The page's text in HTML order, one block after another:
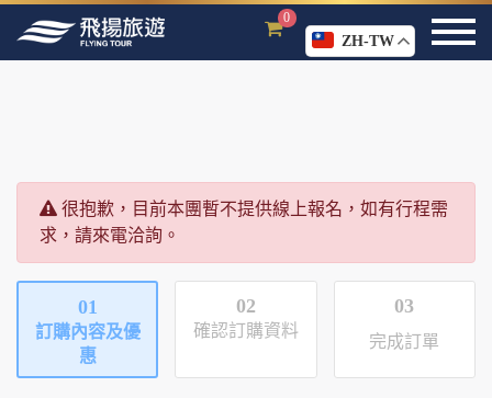
0
ZH-TW
很抱歉，目前本團暫不提供線上報名，如有行程需
求，請來電洽詢。
01
訂購內容及優
惠
02
確認訂購資料
03
完成訂單